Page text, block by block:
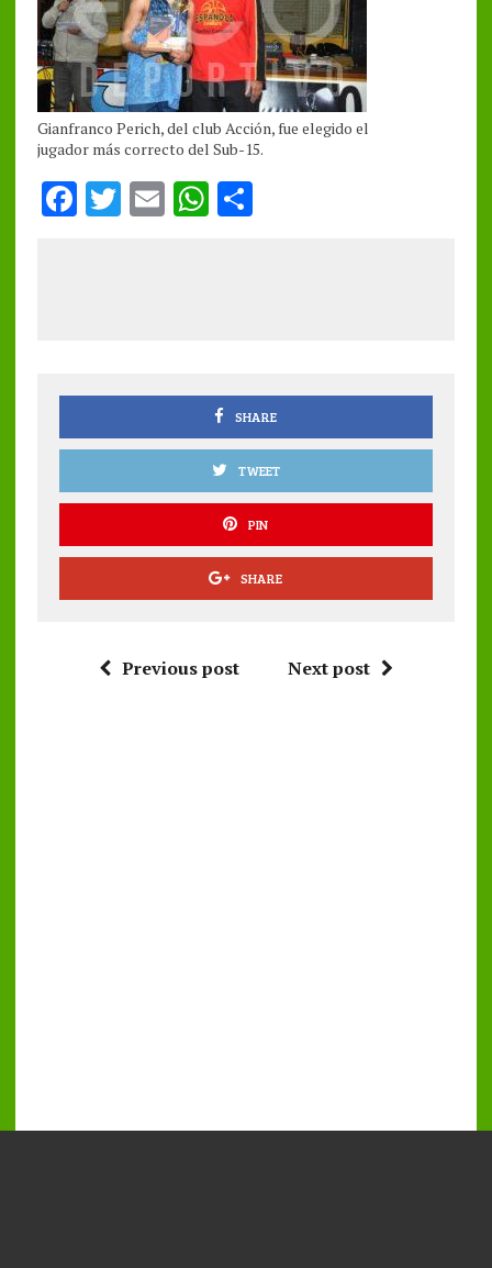
Gianfranco Perich, del club Acción, fue elegido el
jugador más correcto del Sub-15.
F
k
T E W
p
S
SHARE
TWEET
PIN
SHARE
Previous post Next post